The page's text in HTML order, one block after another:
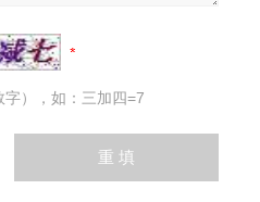
），如：三加四=7